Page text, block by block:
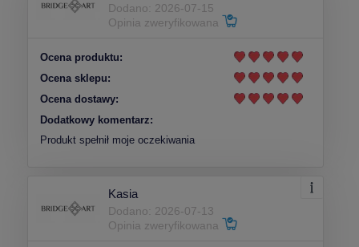
Dodano: 2026-07-15
Opinia zweryfikowana
Ocena produktu:
Ocena sklepu:
Ocena dostawy:
Dodatkowy komentarz:
Produkt spełnił moje oczekiwania
Kasia
Dodano: 2026-07-13
Opinia zweryfikowana